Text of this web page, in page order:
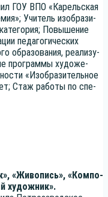
ГОУ ВПО «Карель­ская
Учи­тель изоб­ра­зи­
Повы­ше­ние
педа­го­ги­че­ских
обра­зо­ва­ния, реа­ли­зу­
про­грам­мы худо­же­
«Изоб­ра­зи­тель­ное
Стаж рабо­ты по спе­
«Живо­пись», «Ком­по­
художник».